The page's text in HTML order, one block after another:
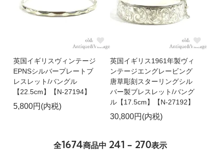
英国イギリスヴィンテージ
EPNSシルバープレートブ
レスレット/バングル
【22.5cm】【N-27194】
5,800円(内税)
英国イギリス1961年製ヴィ
ンテージエングレービング
唐草彫刻スターリングシル
バー製ブレスレット/バング
ル【17.5cm】【N-27192】
30,800円(内税)
全1674商品中 241 - 270表示